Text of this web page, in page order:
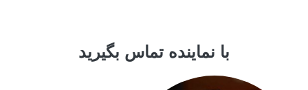
با نماینده تماس بگیرید